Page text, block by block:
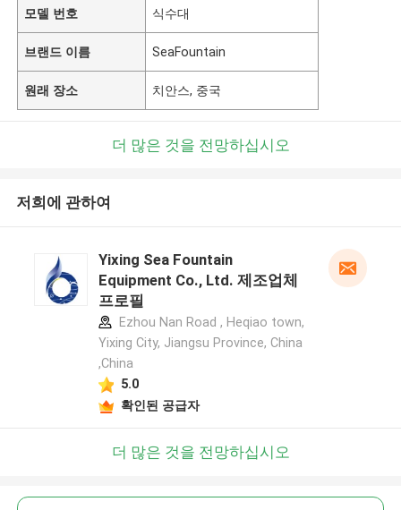
모델 번호 식수대
브랜드 이름 SeaFountain
원래 장소 치안스, 중국
더 많은 것을 전망하십시오
저희에 관하여
Yixing Sea Fountain
Equipment Co., Ltd. 제조업체
프로필
Ezhou Nan Road , Heqiao town,
Yixing City, Jiangsu Province, China
,China
5.0
확인된 공급자
더 많은 것을 전망하십시오